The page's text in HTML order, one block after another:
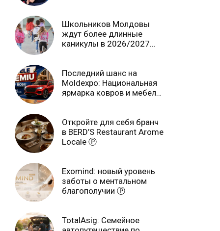
Школьников Молдовы
ждут более длинные
каникулы в 2026/2027
Последний шанс на
Moldexpo: Национальная
ярмарка ковров и мебели
Откройте для себя бранч
в BERD’S Restaurant Arome
Locale Ⓟ
Exomind: новый уровень
заботы о ментальном
благополучии Ⓟ
TotalAsig: Семейное